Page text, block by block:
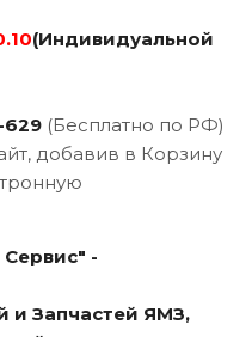
(Индивидуальной
629 (Бесплатно по РФ)
добавив в Корзину
-
и Запчастей ЯМЗ,